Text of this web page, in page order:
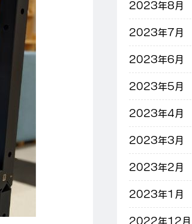
2023年8月
2023年7月
2023年6月
2023年5月
2023年4月
2023年3月
2023年2月
2023年1月
2022年12月